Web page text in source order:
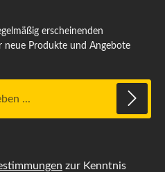
erscheinenden
neue Produkte und Angebote
zur Kenntnis